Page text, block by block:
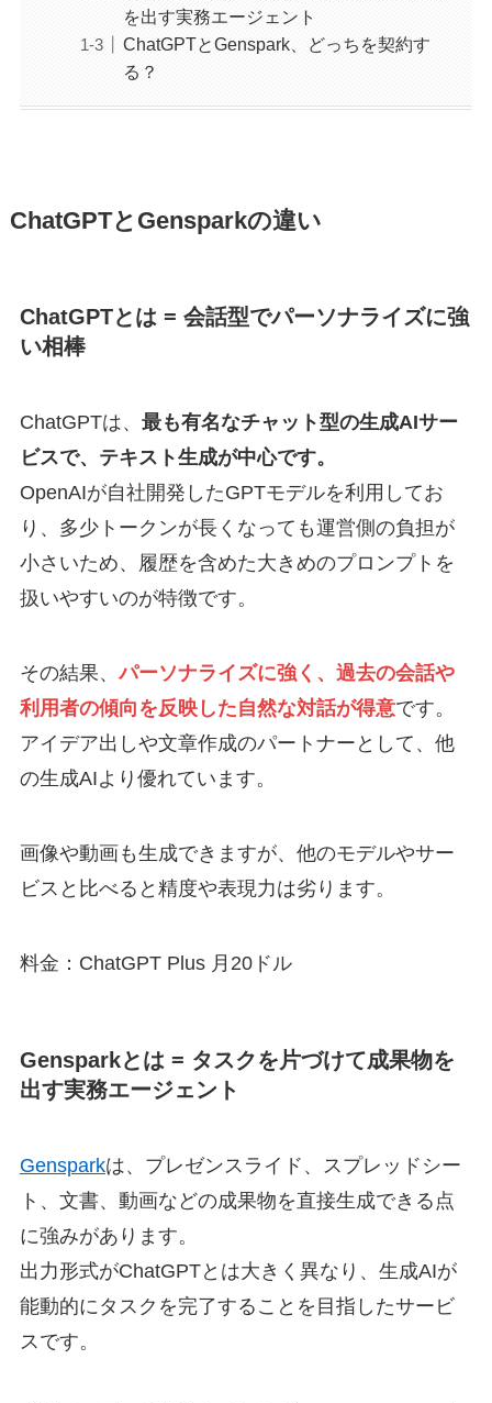
を出す実務エージェント
ChatGPTとGenspark、どっちを契約す
る？
ChatGPTとGensparkの違い
ChatGPTとは = 会話型でパーソナライズに強
い相棒
ChatGPTは、 最も有名なチャット型の生成AIサー
ビスで、テキスト生成が中心です。
OpenAIが自社開発したGPTモデルを利用してお
り、多少トークンが長くなっても運営側の負担が
小さいため、履歴を含めた大きめのプロンプトを
扱いやすいのが特徴です。
その結果、パーソナライズに強く、過去の会話や
利用者の傾向を反映した自然な対話が得意です。
アイデア出しや文章作成のパートナーとして、他
の生成AIより優れています。
画像や動画も生成できますが、他のモデルやサー
ビスと比べると精度や表現力は劣ります。
料金：ChatGPT Plus 月20ドル
Gensparkとは = タスクを片づけて成果物を
出す実務エージェント
Gensparkは、プレゼンスライド、スプレッドシー
ト、文書、動画などの成果物を直接生成できる点
に強みがあります。
出力形式がChatGPTとは大きく異なり、生成AIが
能動的にタスクを完了することを目指したサービ
スです。